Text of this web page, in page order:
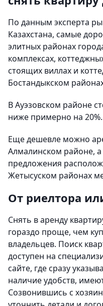
По данным эксперта
Казахстана, самые
элитных районах
комплексах,
стоящих виллах и
Бостандыкском
В Ауэзовском районе
ниже примерно на 20%.
Еще дешевле можно
Алмалинском районе,
предложения
Жетысуском районах
От риелтора
Снять в аренду
гораздо проще, чем
владельцев. Поиск
доступен на
сайте, где сразу
наличие удобств,
Созвонившись с